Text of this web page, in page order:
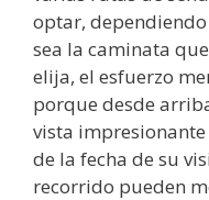
optar,
sea la caminata
elija, el esfuerzo
porque desde
vista
de la fecha de su
recorrido pueden